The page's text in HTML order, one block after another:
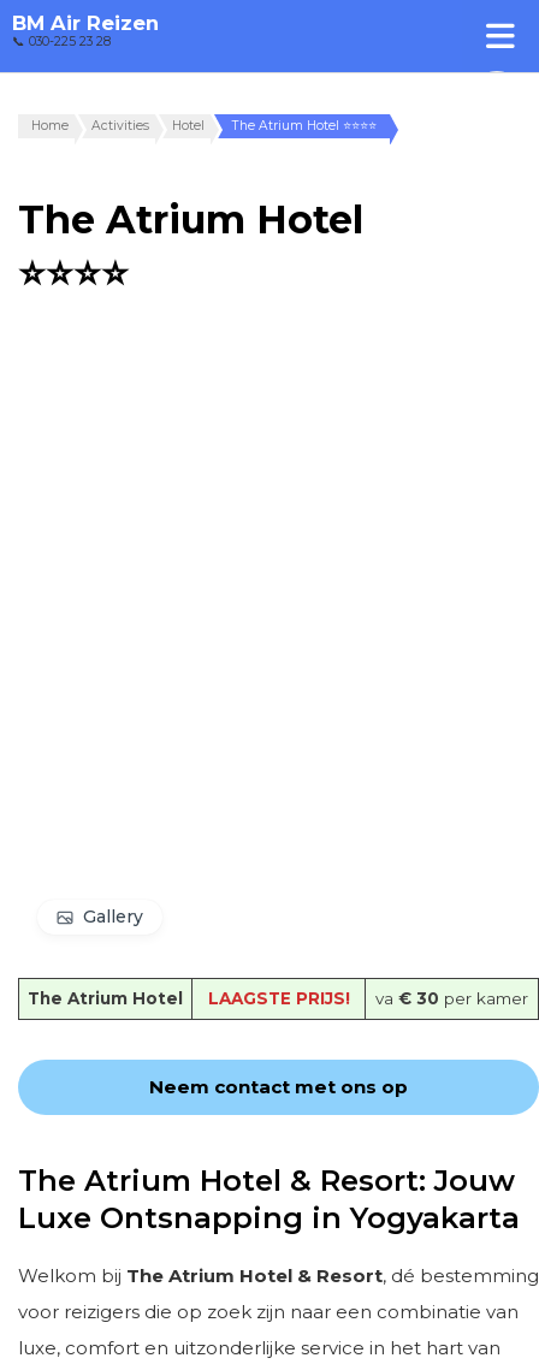
BM Air Reizen
📞 030-225 23 28
Home Activities Hotel The Atrium Hotel ⭐⭐⭐⭐
The Atrium Hotel
⭐⭐⭐⭐
Gallery
The Atrium Hotel LAAGSTE PRIJS! va € 30 per kamer
Neem contact met ons op
The Atrium Hotel & Resort: Jouw
Luxe Ontsnapping in Yogyakarta
Welkom bij The Atrium Hotel & Resort, dé bestemming
voor reizigers die op zoek zijn naar een combinatie van
luxe, comfort en uitzonderlijke service in het hart van